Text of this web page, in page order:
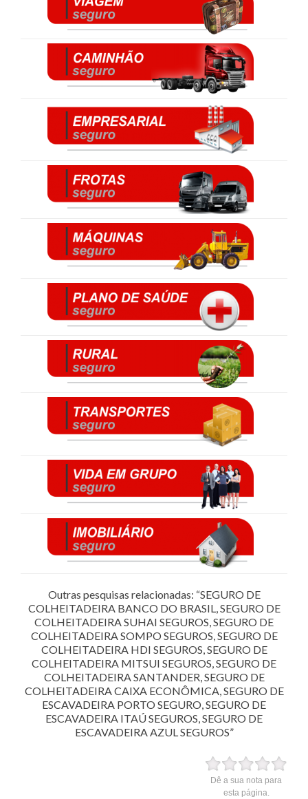
Outras pesquisas relacionadas: “SEGURO DE
COLHEITADEIRA BANCO DO BRASIL, SEGURO DE
COLHEITADEIRA SUHAI SEGUROS, SEGURO DE
COLHEITADEIRA SOMPO SEGUROS, SEGURO DE
COLHEITADEIRA HDI SEGUROS, SEGURO DE
COLHEITADEIRA MITSUI SEGUROS, SEGURO DE
COLHEITADEIRA SANTANDER, SEGURO DE
COLHEITADEIRA CAIXA ECONÔMICA, SEGURO DE
ESCAVADEIRA PORTO SEGURO, SEGURO DE
ESCAVADEIRA ITAÚ SEGUROS, SEGURO DE
ESCAVADEIRA AZUL SEGUROS”
Dê a sua nota para
esta página.